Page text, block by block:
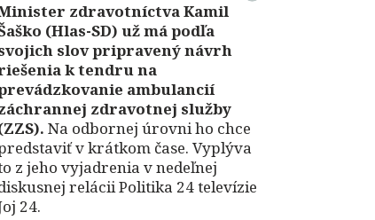
zdravotníctva Kamil
(Hlas-SD) už má podľa
slov pripravený návrh
k tendru na
ambulancií
zdravotnej služby
Na odbornej úrovni ho chce
v krátkom čase. Vyplýva
z jeho vyjadrenia v nedeľnej
relácii Politika 24 televízie
24.